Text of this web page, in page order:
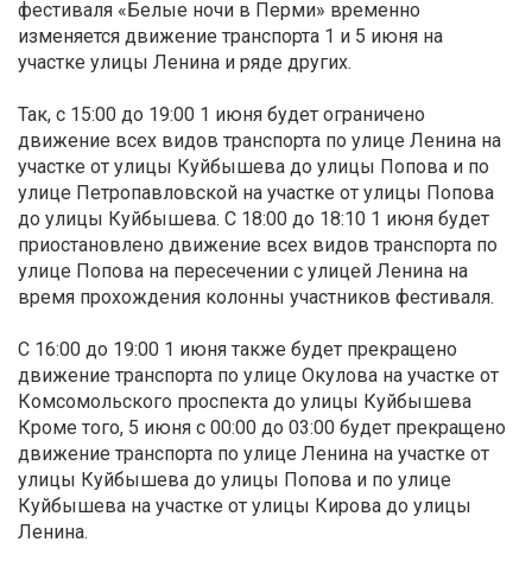
фестиваля «Белые ночи в Перми» временно
изменяется движение транспорта 1 и 5 июня на
участке улицы Ленина и ряде других.
Так, с 15:00 до 19:00 1 июня будет ограничено
движение всех видов транспорта по улице Ленина на
участке от улицы Куйбышева до улицы Попова и по
улице Петропавловской на участке от улицы Попова
до улицы Куйбышева. С 18:00 до 18:10 1 июня будет
приостановлено движение всех видов транспорта по
улице Попова на пересечении с улицей Ленина на
время прохождения колонны участников фестиваля.
С 16:00 до 19:00 1 июня также будет прекращено
движение транспорта по улице Окулова на участке от
Комсомольского проспекта до улицы Куйбышева
Кроме того, 5 июня с 00:00 до 03:00 будет прекращено
движение транспорта по улице Ленина на участке от
улицы Куйбышева до улицы Попова и по улице
Куйбышева на участке от улицы Кирова до улицы
Ленина.